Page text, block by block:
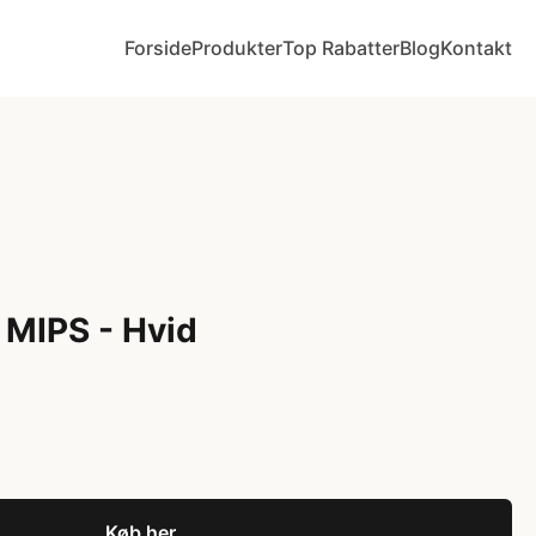
ForsideProdukterTop RabatterBlogKontakt
- Hvid